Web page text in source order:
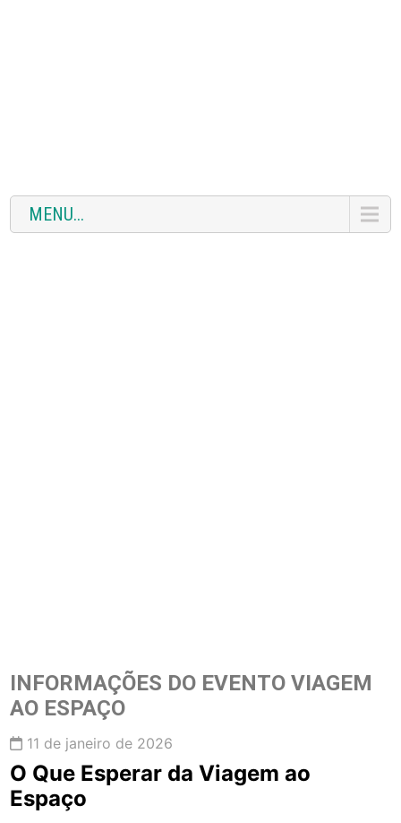
MENU...
INFORMAÇÕES DO EVENTO VIAGEM
AO ESPAÇO
11 de janeiro de 2026
O Que Esperar da Viagem ao
Espaço